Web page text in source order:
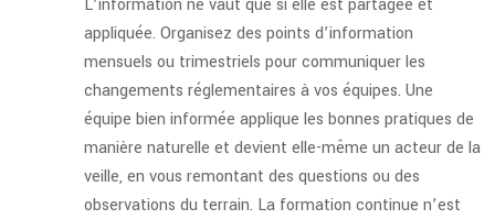
L’information ne vaut que si elle est partagée et
appliquée. Organisez des points d’information
mensuels ou trimestriels pour communiquer les
changements réglementaires à vos équipes. Une
équipe bien informée applique les bonnes pratiques de
manière naturelle et devient elle-même un acteur de la
veille, en vous remontant des questions ou des
observations du terrain. La formation continue n’est